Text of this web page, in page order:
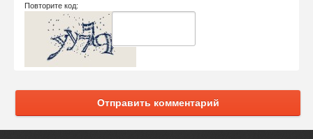
Повторите код:
Отправить комментарий